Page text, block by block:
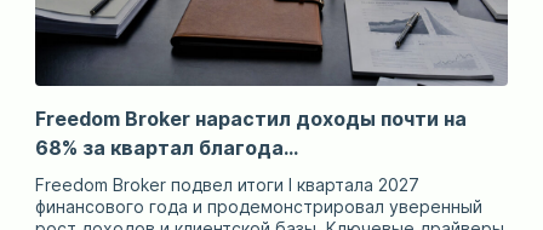
Freedom Broker нарастил доходы почти на
68% за квартал благода...
Freedom Broker подвел итоги I квартала 2027
финансового года и продемонстрировал уверенный